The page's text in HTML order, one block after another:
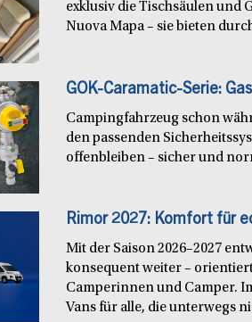
exklusiv die Tischsäulen und
Nuova Mapa – sie bieten
GOK-Caramatic-Serie:
Campingfahrzeug schon
den passenden
offenbleiben – sicher und
Rimor 2027: Komfort für
Mit der Saison 2026–2027
konsequent weiter –
Camperinnen und Camper.
Vans für alle, die unterwegs